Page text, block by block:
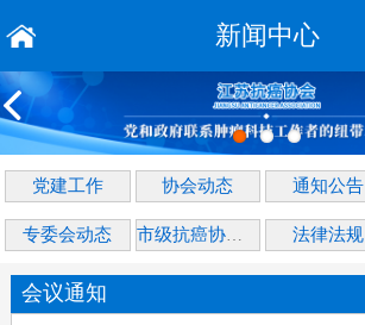
新闻中心
党建工作 协会动态 通知公告
专委会动态 市级抗癌协会动态 法律法规
会议通知